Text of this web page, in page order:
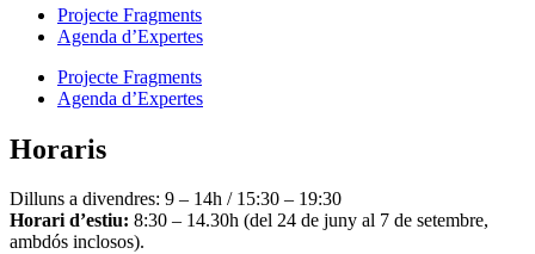
Projecte Fragments
Agenda d’Expertes
Projecte Fragments
Agenda d’Expertes
Horaris
Dilluns a divendres: 9 – 14h / 15:30 – 19:30
Horari d’estiu: 8:30 – 14.30h (del 24 de juny al 7 de setembre,
ambdós inclosos).